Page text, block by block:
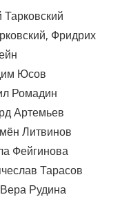
Фридрих
Юсов
Ромадин
Артемьев
Литвинов
Фейгинова
Тарасов
Рудина